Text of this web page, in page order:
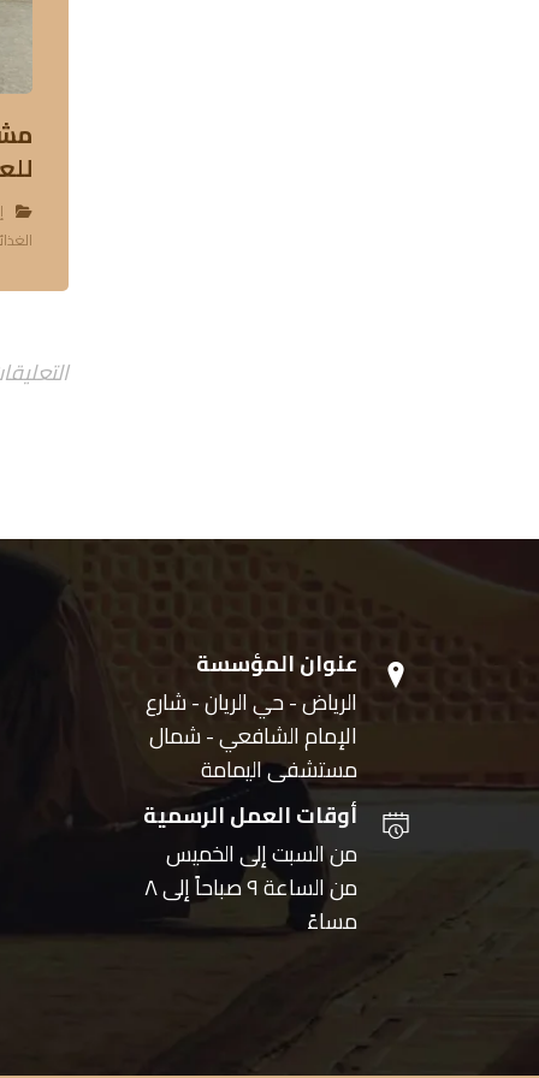
عنوان المؤسسة
الرياض - حي الريان - شارع
الإمام الشافعي - شمال
مستشفى اليمامة
أوقات العمل الرسمية
من السبت إلى الخميس
من الساعة ٩ صباحاً إلى ٨
مساءً